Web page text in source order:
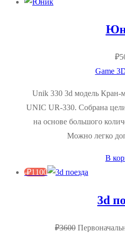
₽
Game
Unik 330 3d модель Кран-
UNIC UR-330. Собрана
на основе большого
Можно легко
В
-₽1100
3d
₽3600